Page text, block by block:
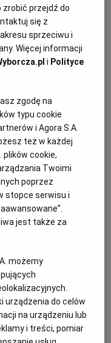
Administracja
na wymianę
08-24
„JARY”
wykonanie
08-17
przejdź do
się z
sprzeciwu i
Więcej informacji
i Polityce
zgodę na
typu cookie
i Agora S.A.
też w każdej
cookie,
Twoimi
poprzez
stopce serwisu i
jest także za
możemy
urządzenia do celów
na urządzeniu lub
i treści, pomiar